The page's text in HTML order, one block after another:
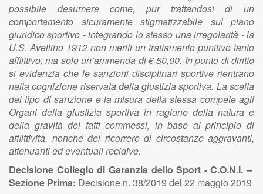
possibile desumere come, pur trattandosi di un
comportamento sicuramente stigmatizzabile sul piano
giuridico sportivo - integrando lo stesso una irregolarità - la
U.S. Avellino 1912 non meriti un trattamento punitivo tanto
afflittivo, ma solo un’ammenda di € 50,00. In punto di diritto
si evidenzia che le sanzioni disciplinari sportive rientrano
nella cognizione riservata della giustizia sportiva. La scelta
del tipo di sanzione e la misura della stessa compete agli
Organi della giustizia sportiva in ragione della natura e
della gravità dei fatti commessi, in base al principio di
afflittività, nonché del ricorrere di circostanze aggravanti,
attenuanti ed eventuali recidive.
Decisione Collegio di Garanzia dello Sport - C.O.N.I. –
Sezione Prima: Decisione n. 38/2019 del 22 maggio 2019